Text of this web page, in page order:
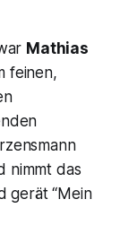
Mathias
feinen,
nimmt das
gerät “Mein